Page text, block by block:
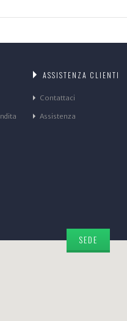
ASSISTENZA CLIENTI
Contattaci
Assistenza
SEDE